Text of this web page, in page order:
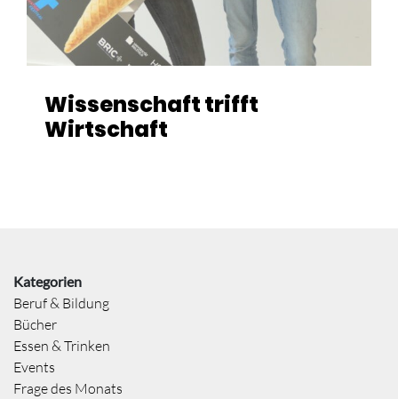
Wissenschaft trifft
Wirtschaft
Kategorien
Beruf & Bildung
Bücher
Essen & Trinken
Events
Frage des Monats